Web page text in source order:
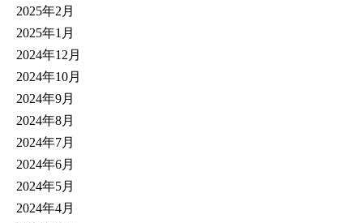
2025年2月
2025年1月
2024年12月
2024年10月
2024年9月
2024年8月
2024年7月
2024年6月
2024年5月
2024年4月